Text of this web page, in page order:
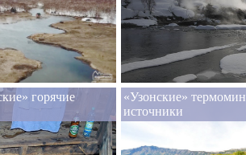
горячие
«Узонские»
источники